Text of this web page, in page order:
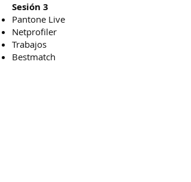
Sesión 3
Pantone Live
Netprofiler
Trabajos
Bestmatch